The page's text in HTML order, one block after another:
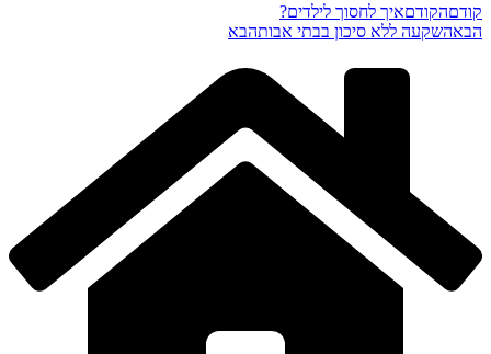
קודםהקודםאיך לחסוך לילדים?
הבאהשקעה ללא סיכון בבתי אבותהבא